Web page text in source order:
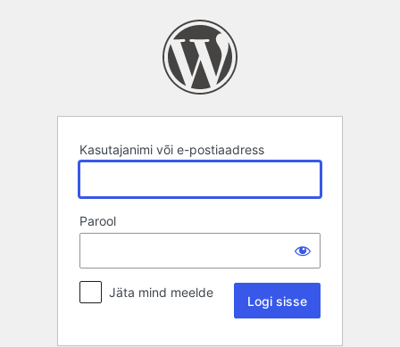
Kasutajanimi või e-postiaadress
Parool
Jäta mind meelde